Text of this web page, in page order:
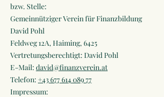
bzw. Stelle:
Gemeinnütziger Verein für Finanzbildung
David Pohl
Feldweg 12A, Haiming, 6425
Vertretungsberechtigt: David Pohl
E-Mail: david@finanzverein.at
Telefon: +43 677 614 089 77
Impressum: